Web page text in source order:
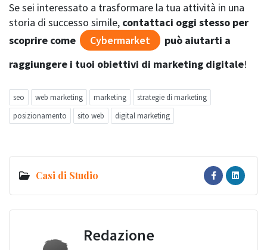
Se sei interessato a trasformare la tua attività in una
storia di successo simile, contattaci oggi stesso per
scoprire come
Cybermarket
può aiutarti a
raggiungere i tuoi obiettivi di marketing digitale!
seo web marketing marketing
strategie di marketing
posizionamento
sito web digital marketing
Casi di Studio
Redazione